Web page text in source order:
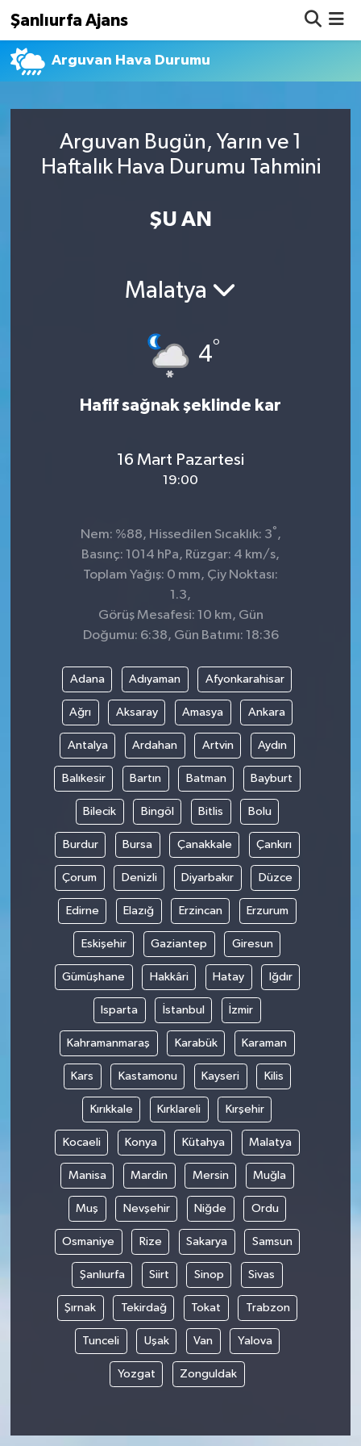
Şanlıurfa Ajans
Arguvan Hava Durumu
Arguvan Bugün, Yarın ve 1
Haftalık Hava Durumu Tahmini
ŞU AN
Malatya
4°
Hafif sağnak şeklinde kar
16 Mart Pazartesi
19:00
Nem: %88, Hissedilen Sıcaklık: 3° ,
Basınç: 1014 hPa, Rüzgar: 4 km/s,
Toplam Yağış: 0 mm, Çiy Noktası:
1.3,
Görüş Mesafesi: 10 km, Gün
Doğumu: 6:38, Gün Batımı: 18:36
Adana Adıyaman Afyonkarahisar
Ağrı Aksaray Amasya Ankara
Antalya Ardahan Artvin Aydın
Balıkesir Bartın Batman Bayburt
Bilecik Bingöl Bitlis Bolu
Burdur Bursa Çanakkale Çankırı
Çorum Denizli Diyarbakır Düzce
Edirne Elazığ Erzincan Erzurum
Eskişehir Gaziantep Giresun
Gümüşhane Hakkâri Hatay Iğdır
Isparta İstanbul İzmir
Kahramanmaraş Karabük Karaman
Kars Kastamonu Kayseri Kilis
Kırıkkale Kırklareli Kırşehir
Kocaeli Konya Kütahya Malatya
Manisa Mardin Mersin Muğla
Muş Nevşehir Niğde Ordu
Osmaniye Rize Sakarya Samsun
Şanlıurfa Siirt Sinop Sivas
Şırnak Tekirdağ Tokat Trabzon
Tunceli Uşak Van Yalova
Yozgat Zonguldak
Nöbetçi Eczaneler
Namaz Vakitleri
Süper Lig Puan Durumu ve Fikstür